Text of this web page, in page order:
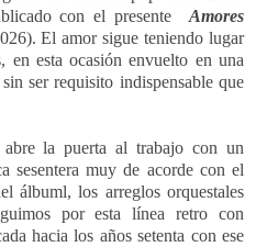
con el presente Amores
El amor sigue teniendo lugar
en esta ocasión envuelto en una
ser requisito indispensable que
la puerta al trabajo con un
sesentera muy de acorde con el
álbuml, los arreglos orquestales
por esta línea retro con
hacia los años setenta con ese